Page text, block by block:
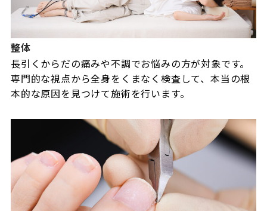
整体
長引くからだの痛みや不調でお悩みの方が対象です。
専門的な視点から全身をくまなく検査して、本当の根
本的な原因を見つけて施術を行います。